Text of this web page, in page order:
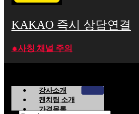
KAKAO 즉시 상담연결
⁕사칭 채널 주의
강사소개
켄치팀 소개
가격목록